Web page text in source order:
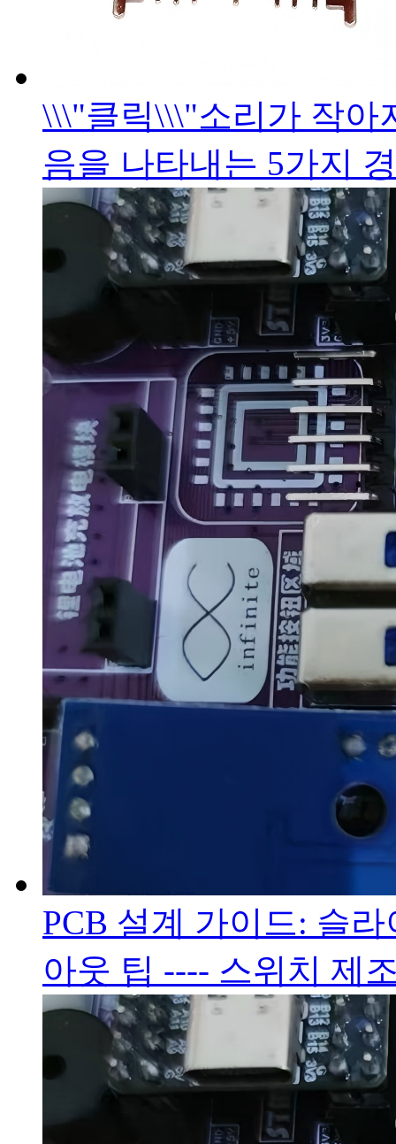
\\\"클릭\\\"소리가 작아
음을 나타내는 5가지
PCB 설계 가이드: 슬
아웃 팁 ---- 스위치 제